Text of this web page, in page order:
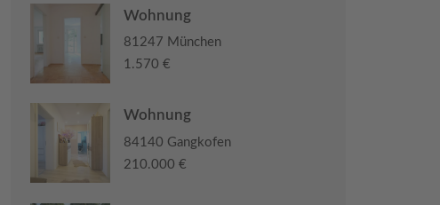
Wohnung
81247 München
1.570 €
Wohnung
84140 Gangkofen
210.000 €